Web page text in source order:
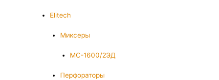
Elitech
Миксеры
МС-1600/2ЭД
Перфораторы